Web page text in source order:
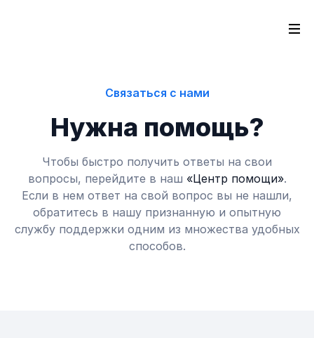
Связаться с нами
Нужна помощь?
Чтобы быстро получить ответы на свои
вопросы, перейдите в наш «Центр помощи».
Если в нем ответ на свой вопрос вы не нашли,
обратитесь в нашу признанную и опытную
службу поддержки одним из множества удобных
способов.